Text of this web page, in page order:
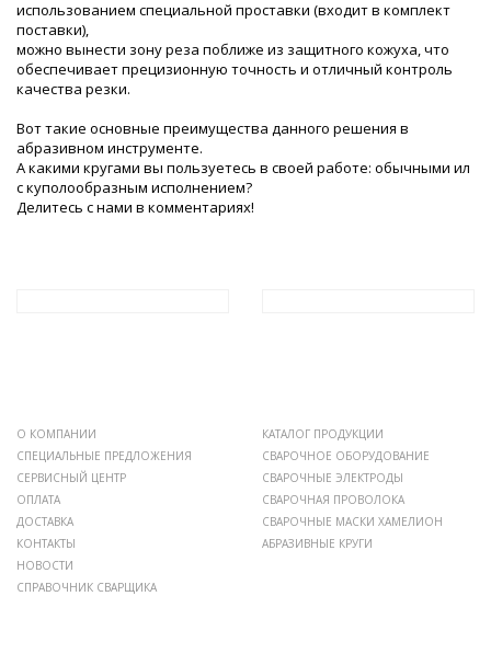
использованием специальной проставки (входит в комплект
поставки),
можно вынести зону реза поближе из защитного кожуха, что
обеспечивает прецизионную точность и отличный контроль
качества резки.
Вот такие основные преимущества данного решения в
абразивном инструменте.
А какими кругами вы пользуетесь в своей работе: обычными ил
с куполообразным исполнением?
Делитесь с нами в комментариях!
О КОМПАНИИ
СПЕЦИАЛЬНЫЕ ПРЕДЛОЖЕНИЯ
СЕРВИСНЫЙ ЦЕНТР
ОПЛАТА
ДОСТАВКА
КОНТАКТЫ
НОВОСТИ
СПРАВОЧНИК СВАРЩИКА
КАТАЛОГ ПРОДУКЦИИ
СВАРОЧНОЕ ОБОРУДОВАНИЕ
СВАРОЧНЫЕ ЭЛЕКТРОДЫ
СВАРОЧНАЯ ПРОВОЛОКА
СВАРОЧНЫЕ МАСКИ ХАМЕЛИОН
АБРАЗИВНЫЕ КРУГИ